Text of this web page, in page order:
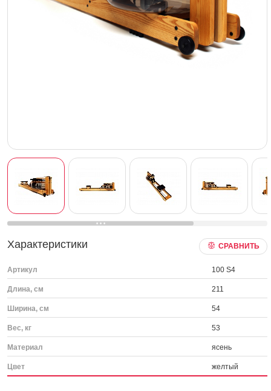
Характеристики СРАВНИТЬ
Артикул 100 S4
Длина, см 211
Ширина, см 54
Вес, кг 53
Материал ясень
Цвет желтый